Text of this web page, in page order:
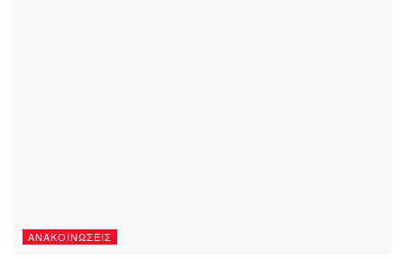
ΑΝΑΚΟΙΝΏΣΕΙΣ